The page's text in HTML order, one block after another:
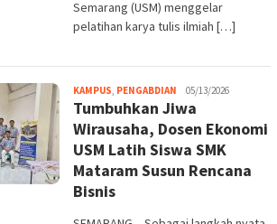
Semarang (USM) menggelar
pelatihan karya tulis ilmiah […]
KAMPUS, PENGABDIAN Melani
05/13/2026
Tumbuhkan Jiwa
Wirausaha, Dosen Ekonomi
USM Latih Siswa SMK
Mataram Susun Rencana
Bisnis